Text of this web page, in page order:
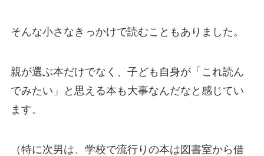
そんな小さなきっかけで読むこともありました。
親が選ぶ本だけでなく、子ども自身が「これ読ん
でみたい」と思える本も大事なんだなと感じてい
ます。
（特に次男は、学校で流行りの本は図書室から借